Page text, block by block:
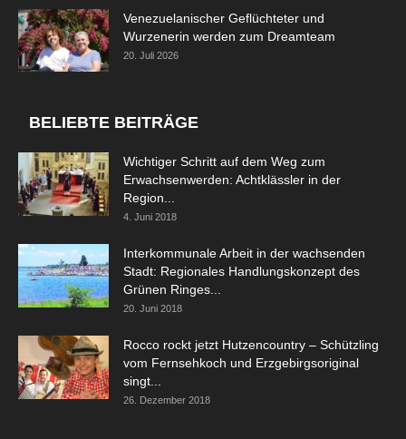
Venezuelanischer Geflüchteter und
Wurzenerin werden zum Dreamteam
20. Juli 2026
BELIEBTE BEITRÄGE
Wichtiger Schritt auf dem Weg zum
Erwachsenwerden: Achtklässler in der
Region...
4. Juni 2018
Interkommunale Arbeit in der wachsenden
Stadt: Regionales Handlungskonzept des
Grünen Ringes...
20. Juni 2018
Rocco rockt jetzt Hutzencountry – Schützling
vom Fernsehkoch und Erzgebirgsoriginal
singt...
26. Dezember 2018